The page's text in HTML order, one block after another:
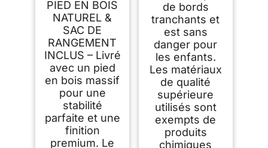
PIED EN BOIS
NATUREL &
SAC DE
RANGEMENT
INCLUS – Livré
avec un pied
en bois massif
pour une
stabilité
parfaite et une
finition
premium. Le
de bords
tranchants et
est sans
danger pour
les enfants.
Les matériaux
de qualité
supérieure
utilisés sont
exempts de
produits
chimiques